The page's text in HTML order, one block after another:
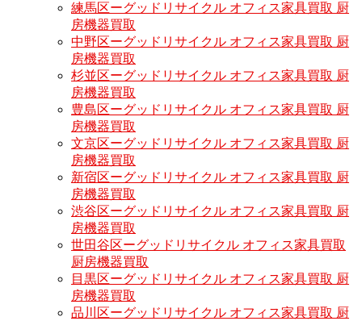
練馬区ーグッドリサイクル オフィス家具買取 厨
房機器買取
中野区ーグッドリサイクル オフィス家具買取 厨
房機器買取
杉並区ーグッドリサイクル オフィス家具買取 厨
房機器買取
豊島区ーグッドリサイクル オフィス家具買取 厨
房機器買取
文京区ーグッドリサイクル オフィス家具買取 厨
房機器買取
新宿区ーグッドリサイクル オフィス家具買取 厨
房機器買取
渋谷区ーグッドリサイクル オフィス家具買取 厨
房機器買取
世田谷区ーグッドリサイクル オフィス家具買取
厨房機器買取
目黒区ーグッドリサイクル オフィス家具買取 厨
房機器買取
品川区ーグッドリサイクル オフィス家具買取 厨